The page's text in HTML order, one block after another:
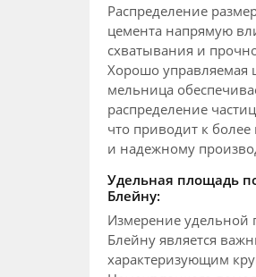
Распределение
цемента напрямую
схватывания и
Хорошо управляемая
мельница
распределение
что приводит к более
и надежному
Удельная площадь
Блейну:
Измерение удельной
Блейну является
характеризующим